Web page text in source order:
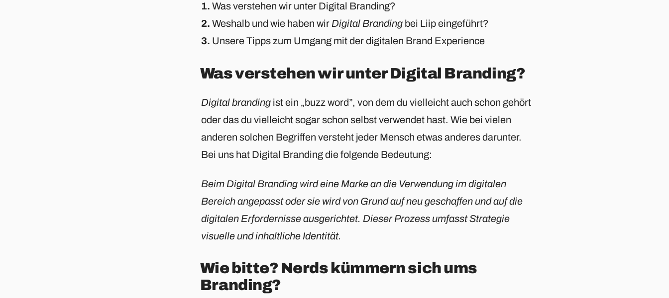
1. Was verstehen wir unter Digital Branding?
2. Weshalb und wie haben wir Digital Branding bei Liip eingeführt?
3. Unsere Tipps zum Umgang mit der digitalen Brand Experience
Was verstehen wir unter Digital Branding?
Digital branding ist ein „buzz word”, von dem du vielleicht auch schon gehört
oder das du vielleicht sogar schon selbst verwendet hast. Wie bei vielen
anderen solchen Begriffen versteht jeder Mensch etwas anderes darunter.
Bei uns hat Digital Branding die folgende Bedeutung:
Beim Digital Branding wird eine Marke an die Verwendung im digitalen
Bereich angepasst oder sie wird von Grund auf neu geschaffen und auf die
digitalen Erfordernisse ausgerichtet. Dieser Prozess umfasst Strategie
visuelle und inhaltliche Identität.
Wie bitte? Nerds kümmern sich ums
Branding?